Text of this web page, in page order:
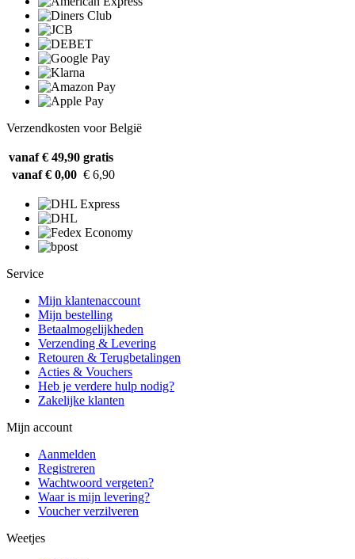
Verzendkosten voor België
vanaf € 49,90 gratis
vanaf € 0,00 € 6,90
Service
Mijn klantenaccount
Mijn bestelling
Betaalmogelijkheden
Verzending & Levering
Retouren & Terugbetalingen
Acties & Vouchers
Heb je verdere hulp nodig?
Zakelijke klanten
Mijn account
Aanmelden
Registreren
Wachtwoord vergeten?
Waar is mijn levering?
Voucher verzilveren
Weetjes